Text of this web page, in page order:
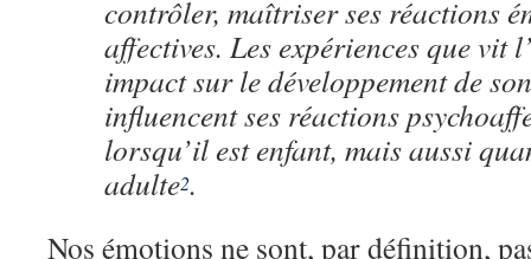
contrôler, maîtriser ses réactions
affectives. Les expériences que vit
impact sur le développement de
influencent ses réactions
lorsqu’il est enfant, mais aussi
adulte2.
Nos émotions ne sont, par définition,